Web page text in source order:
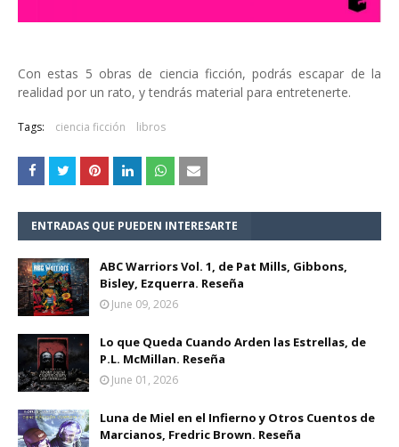
Con estas 5 obras de ciencia ficción, podrás escapar de la
realidad por un rato, y tendrás material para entretenerte.
Tags: ciencia ficción libros
ENTRADAS QUE PUEDEN INTERESARTE
ABC Warriors Vol. 1, de Pat Mills, Gibbons,
Bisley, Ezquerra. Reseña
June 09, 2026
Lo que Queda Cuando Arden las Estrellas, de
P.L. McMillan. Reseña
June 01, 2026
Luna de Miel en el Infierno y Otros Cuentos de
Marcianos, Fredric Brown. Reseña